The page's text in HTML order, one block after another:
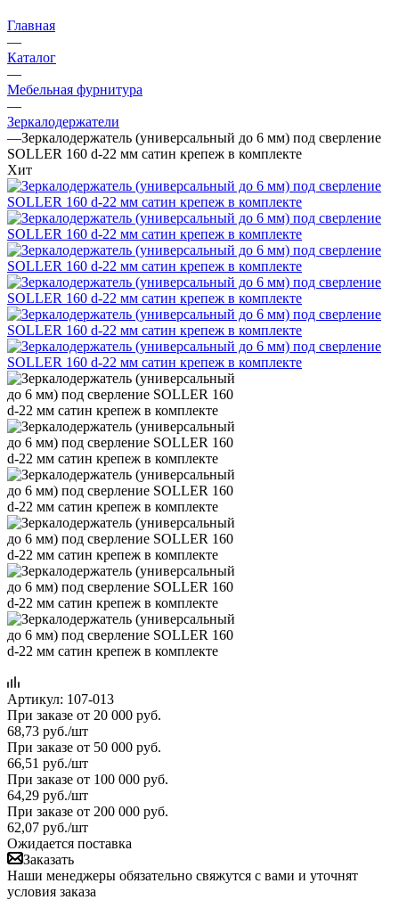
Главная
—
Каталог
—
Мебельная фурнитура
—
Зеркалодержатели
—Зеркалодержатель (универсальный до 6 мм) под сверление
SOLLER 160 d-22 мм сатин крепеж в комплекте
Хит
Артикул: 107-013
При заказе от 20 000 руб.
68,73 руб./шт
При заказе от 50 000 руб.
66,51 руб./шт
При заказе от 100 000 руб.
64,29 руб./шт
При заказе от 200 000 руб.
62,07 руб./шт
Ожидается поставка
Заказать
Наши менеджеры обязательно свяжутся с вами и уточнят
условия заказа